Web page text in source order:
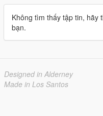
Không tìm thấy tập tin, hãy
bạn.
Designed in Alderney
Made in Los Santos